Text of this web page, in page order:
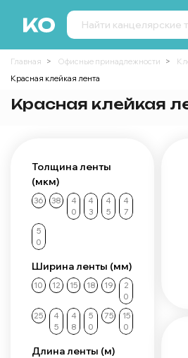
Главная Офисные принадлежности
Красная клейкая лента
Красная клейкая
Толщина ленты
(мкм)
36 38
4
0
4
3
4
5
4
7
5
0
Ширина ленты (мм)
10 12 15 18 19
2
0
25
4
5
4
8
5
0
75
15
0
Длина ленты (м)